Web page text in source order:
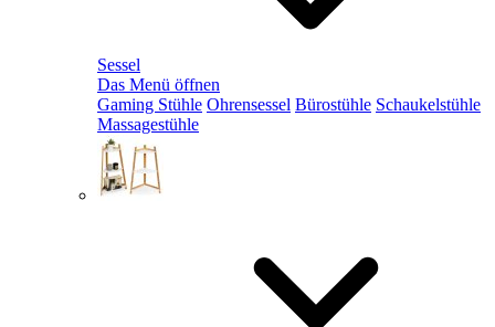
Sessel
Das Menü öffnen
Gaming Stühle Ohrensessel Bürostühle Schaukelstühle
Massagestühle